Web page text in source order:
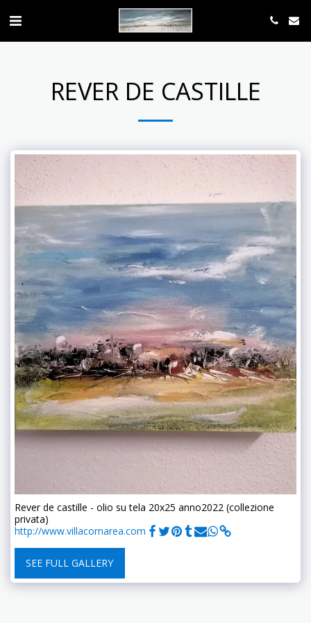
REVER DE CASTILLE
Rever de castille - olio su tela 20x25 anno2022 (collezione
privata)
http://www.villacornarea.com
SEE FULL GALLERY